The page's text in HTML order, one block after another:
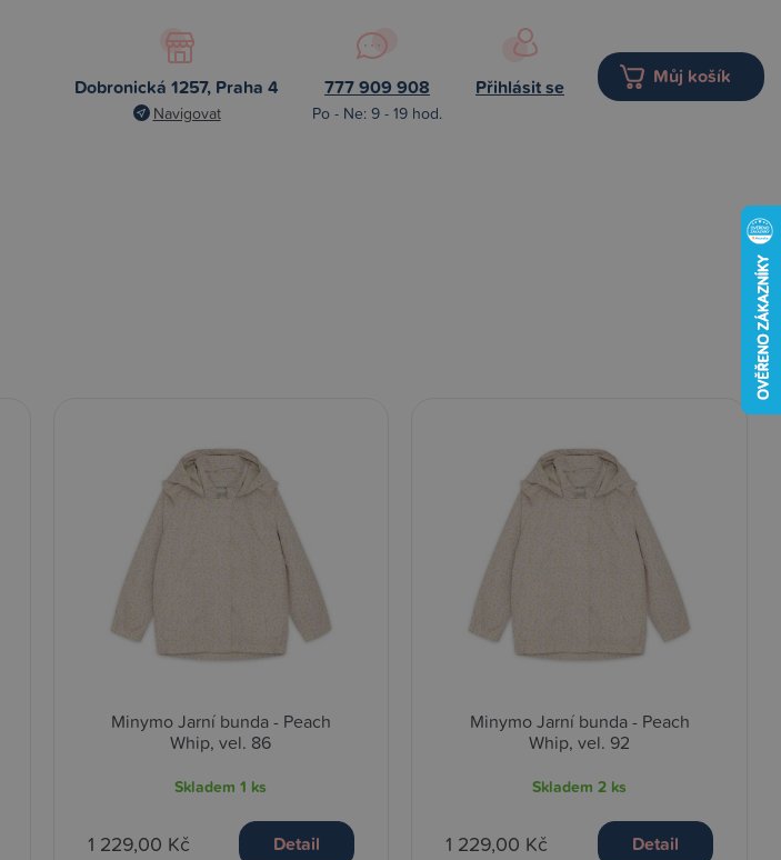
Dobronická 1257, Praha 4
Navigovat
777 909 908
Po - Ne: 9 - 19 hod.
Přihlásit se Můj košík
Minymo Jarní bunda - Peach
Whip, vel. 86
Skladem1 ks
1 229,00 Kč Detail
Minymo Jarní bunda - Peach
Whip, vel. 92
Skladem2 ks
1 229,00 Kč Detail